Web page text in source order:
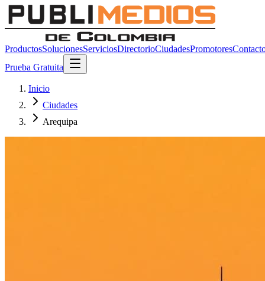
ProductosSolucionesServiciosDirectorioCiudadesPromotores
Prueba Gratuita
Inicio
Ciudades
Arequipa